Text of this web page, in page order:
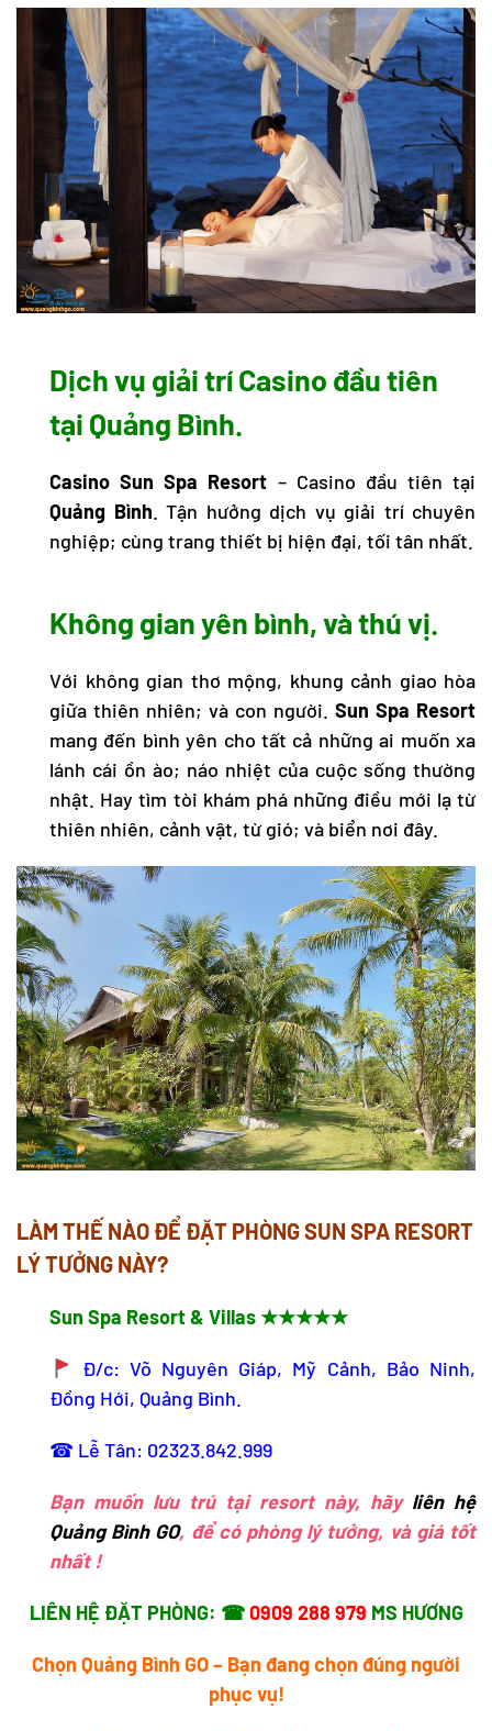
Dịch vụ giải trí Casino đầu tiên
tại Quảng Bình.
Casino Sun Spa Resort – Casino đầu tiên tại
Quảng Bình. Tận hưởng dịch vụ giải trí chuyên
nghiệp; cùng trang thiết bị hiện đại, tối tân nhất.
Không gian yên bình, và thú vị.
Với không gian thơ mộng, khung cảnh giao hòa
giữa thiên nhiên; và con người. Sun Spa Resort
mang đến bình yên cho tất cả những ai muốn xa
lánh cái ồn ào; náo nhiệt của cuộc sống thường
nhật. Hay tìm tòi khám phá những điều mới lạ từ
thiên nhiên, cảnh vật, từ gió; và biển nơi đây.
LÀM THẾ NÀO ĐỂ ĐẶT PHÒNG SUN SPA RESORT
LÝ TƯỞNG NÀY?
Sun Spa Resort & Villas ★★★★★
Đ/c: Võ Nguyên Giáp, Mỹ Cảnh, Bảo Ninh,
Đồng Hới, Quảng Bình.
☎ Lễ Tân: 02323.842.999
Bạn muốn lưu trú tại resort này, hãy liên hệ
Quảng Bình GO, để có phòng lý tưởng, và giá tốt
nhất !
LIÊN HỆ ĐẶT PHÒNG: ☎ 0909 288 979 MS HƯƠNG
Chọn Quảng Bình GO – Bạn đang chọn đúng người
phục vụ!